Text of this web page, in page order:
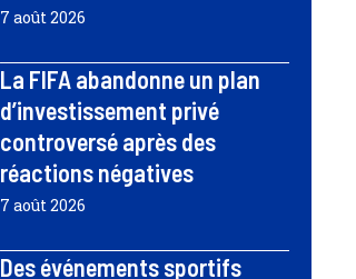
7 août 2026
La FIFA abandonne un plan
d’investissement privé
controversé après des
réactions négatives
7 août 2026
Des événements sportifs